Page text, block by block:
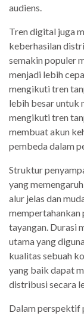
audiens.
Tren digital juga
keberhasilan
semakin populer
menjadi lebih
mengikuti tren
lebih besar untuk
mengikuti tren
membuat akun
pembeda dalam
Struktur
yang
alur jelas dan
mempertahankan
tayangan. Durasi
utama yang
kualitas sebuah
yang baik dapat
distribusi secara
Dalam perspektif